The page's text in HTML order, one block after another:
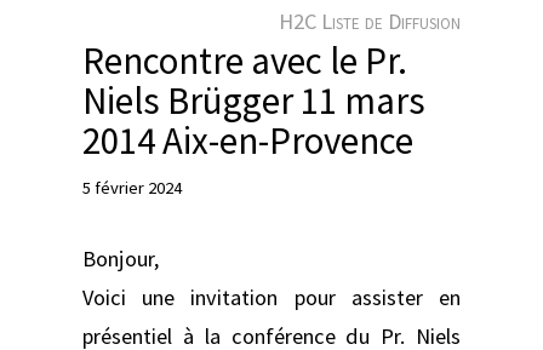
H2C Liste de Diffusion
Rencontre avec le Pr.
Niels Brügger 11 mars
2014 Aix-en-Provence
5 février 2024
Bonjour,
Voici une invitation pour assister en
présentiel à la conférence du Pr. Niels